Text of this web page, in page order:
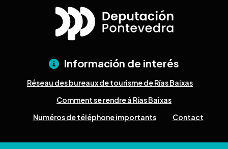
Información de interés
Réseau des bureaux de tourisme de Rías Baixas
Comment se rendre à Rías Baixas
Numéros de téléphone importants
Contact